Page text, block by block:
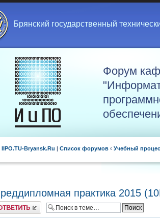
Брянский государственный
Форум
IIPO.TU-Bryansk.Ru | Список форумов ‹ Учебный
практика 2015